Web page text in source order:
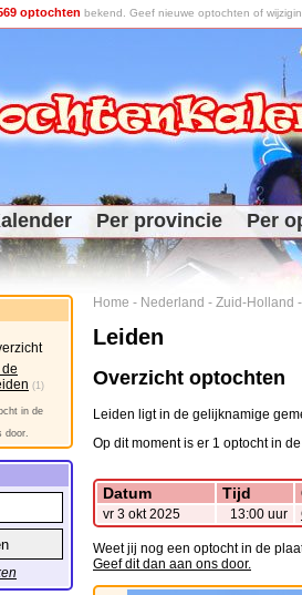
optochten bekend. Geef nieuwe optochten of
Per provincie Per
Home - Nederland - Zuid-Holland -
Leiden
Overzicht optochten
Leiden ligt in de gelijknamige
Op dit moment is er 1 optocht in
Datum Tijd
vr 3 okt 2025 13:00 uur
Weet jij nog een optocht in de
Geef dit dan aan ons door.
(1)
in de
door.